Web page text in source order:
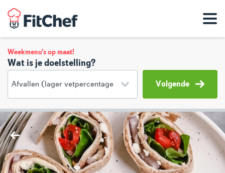
Weekmenu's op maat!
Wat is je doelstelling?
Volgende